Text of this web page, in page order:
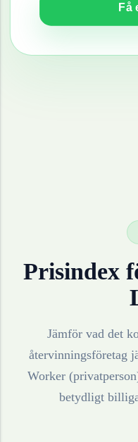
Få
Prisindex
Jämför vad det
återvinningsföretag
Worker
betydligt